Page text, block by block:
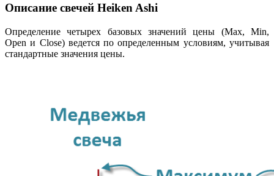
Описание свечей Heiken Ashi
Определение четырех базовых значений цены (Max, Min,
Open и Close) ведется по определенным условиям, учитывая
стандартные значения цены.